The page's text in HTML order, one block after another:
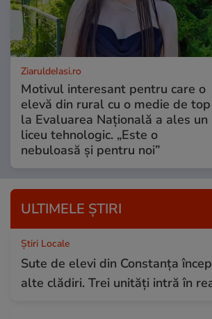
ZiaruldeIasi.ro
Motivul interesant pentru care o
elevă din rural cu o medie de top
la Evaluarea Națională a ales un
liceu tehnologic. „Este o
nebuloasă și pentru noi”
ULTIMELE ȘTIRI
Știri Locale
Sute de elevi din Constanța
alte clădiri. Trei unități intră în